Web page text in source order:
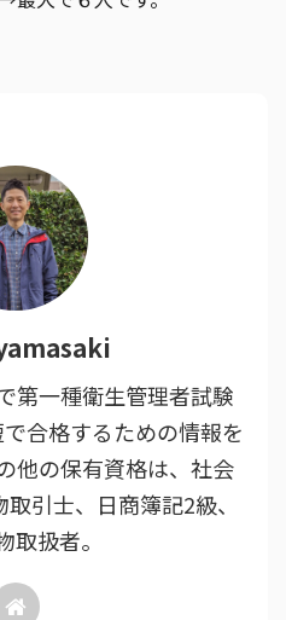
第一種衛生管理者試験
合格するための情報を
他の保有資格は、社会
引士、日商簿記2級、
取扱者。